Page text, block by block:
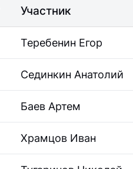
Участник
Теребенин Егор
Сединкин Анатолий
Баев Артем
Храмцов Иван